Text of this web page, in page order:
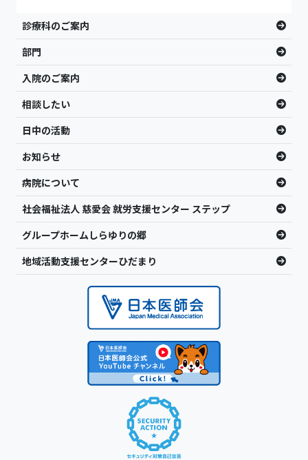
診療科のご案内
部門
入院のご案内
相談したい
日中の活動
お知らせ
病院について
社会福祉法人 慈愛会 就労支援センター ステップ
グループホームしらゆりの郷
地域活動支援センターひだまり